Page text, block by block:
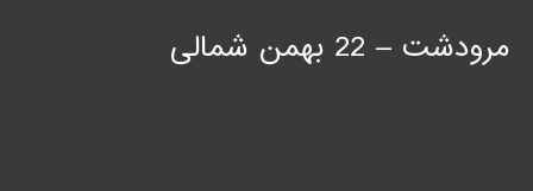
مرودشت – 22 بهمن شمالی